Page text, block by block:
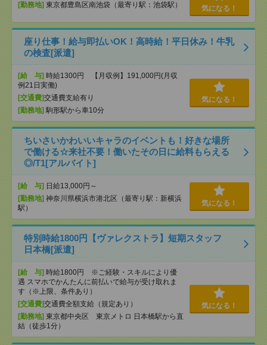
[勤務地] 東京都豊島区南池袋（最寄り駅：池袋駅） 気になる！
座り仕事！給与即払いOK！高時給！平日休み！牛乳
の検査[派遣]
[給 与] 時給1300円 【月収例】191,000円(月収
例21日実働)
[交通費]交通費支給有り
[勤務地] 駒形駅から車10分
気になる！
ちいさいかわいいキャラのイベントも！好きな場所
で働ける☆来社不要！働いたその日に給料もらえる
◎/T1[アルバイト]
[給 与] 日給13,000円～
[勤務地] 神奈川県横浜市港北区（最寄り駅：新横浜
駅）
気になる！
特別時給1800円【ヴァレクストラ】短期スタッフ
日本橋[派遣]
[給 与] 時給1800円 ※ご経験・スキルにより優
遇 スマホでかんたんに前払いで給与が受け取れま
す（※上限、条件あり）
[交通費]交通費全額支給（規定あり）
[勤務地] 東京都中央区 東京メトロ 日本橋駅から直
結（徒歩1分）
気になる！